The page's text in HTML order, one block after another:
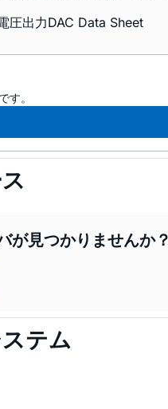
圧出力DAC Data Sheet
す。
が見つかりませんか？
テム